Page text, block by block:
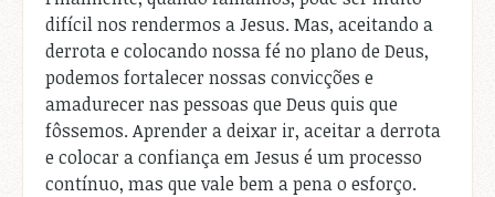
difícil nos rendermos a Jesus. Mas, aceitando a
derrota e colocando nossa fé no plano de Deus,
podemos fortalecer nossas convicções e
amadurecer nas pessoas que Deus quis que
fôssemos. Aprender a deixar ir, aceitar a derrota
e colocar a confiança em Jesus é um processo
contínuo, mas que vale bem a pena o esforço.